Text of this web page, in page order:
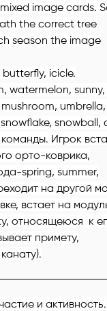
image cards.
the correct tree
season the image
icicle.
watermelon, sunny,
umbrella,
snowball,
Игрок
орто-коврика,
spring, summer,
на другой
встает на
относящеюся к
примету,
и активность.